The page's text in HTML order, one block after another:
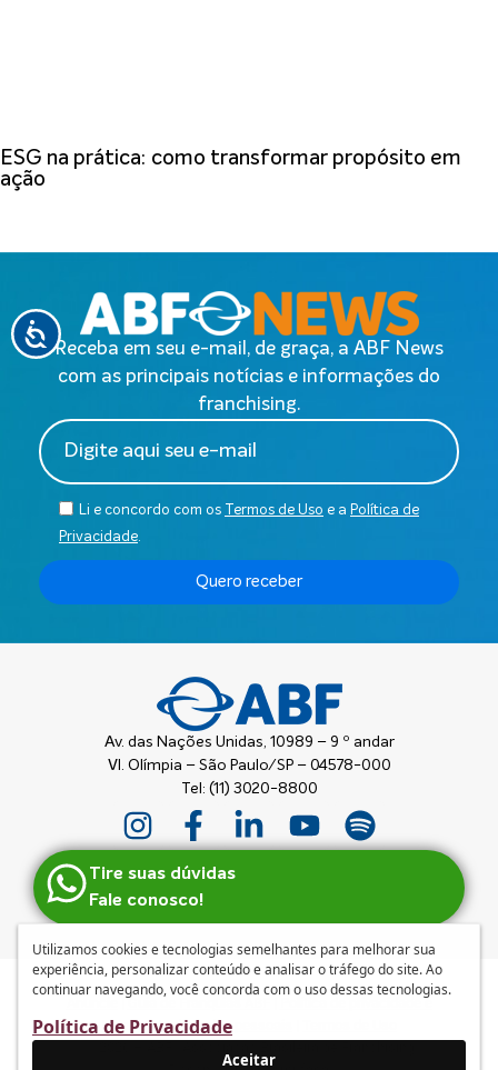
ESG na prática: como transformar propósito em
ação
Receba em seu e-mail, de graça, a ABF News
com as principais notícias e informações do
franchising.
Li e concordo com os Termos de Uso e a Política de
Privacidade.
Quero receber
Av. das Nações Unidas, 10989 – 9 º andar
Vl. Olímpia – São Paulo/SP – 04578-000
Tel: (11) 3020-8800
Tire suas dúvidas
Fale conosco!
|Guia de Franquias ABF
Política de privacidade e
tratamento de dados pessoais
Utilizamos cookies e tecnologias semelhantes para melhorar sua
experiência, personalizar conteúdo e analisar o tráfego do site. Ao
continuar navegando, você concorda com o uso dessas tecnologias.
Política de Privacidade
Aceitar